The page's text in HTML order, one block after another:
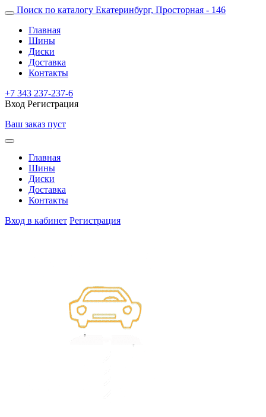
Поиск по каталогу Екатеринбург, Просторная - 146
Главная
Шины
Диски
Доставка
Контакты
+7 343 237-237-6
Вход Регистрация
Ваш заказ пуст
Главная
Шины
Диски
Доставка
Контакты
Вход в кабинет Регистрация